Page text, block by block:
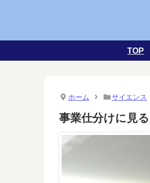
TOP
ホーム サイエンス
事業仕分けに見